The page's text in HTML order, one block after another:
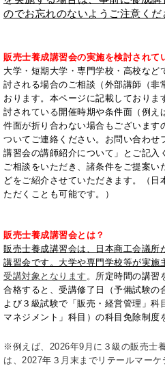
のでお忘れのないようご注意くだ
販売士養成講習会の実施を検討されて
大学・短期大学・専門学校・高校など
討される場合のご相談（外部講師（非
おります。本ページに記載しておりま
討されている開催時期や条件面（例え
件面が折り合わない場合もございます
ついてご連絡ください。お問い合わせ
講習会の講師紹介について」とご記入
ご相談をいただき、諸条件をご提案い
どをご紹介させていただきます。（
ただくことも可能です。）
販売士養成講習会とは？
販売士養成講習会は、日本商工会議所
講習会です。大学や専門学校等が実施
受講対象となります 。所定時間の講習
合格すると、受講修了日（予備試験の
よび３級試験で「販売・経営管理」科
マネジメント」科目）の科目免除制度
※例えば、2026年9月に３級の販売士
は、2027年３月末までリテールマー